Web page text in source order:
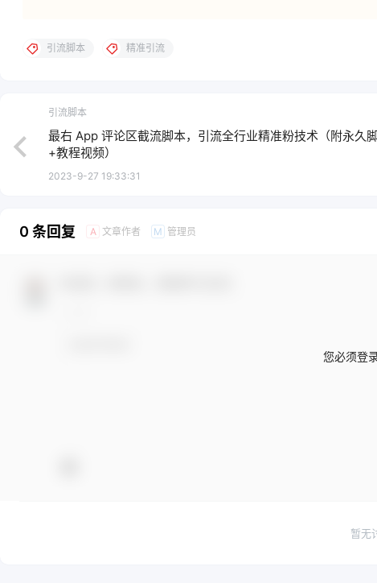
引流脚本 精准引流
引流脚本
最右 App 评论区截流脚本，引流全行业精准粉技术（附永久
+教程视频）
2023-9-27 19:33:31
0 条回复 A 文章作者 M 管理员
您必须登
暂无